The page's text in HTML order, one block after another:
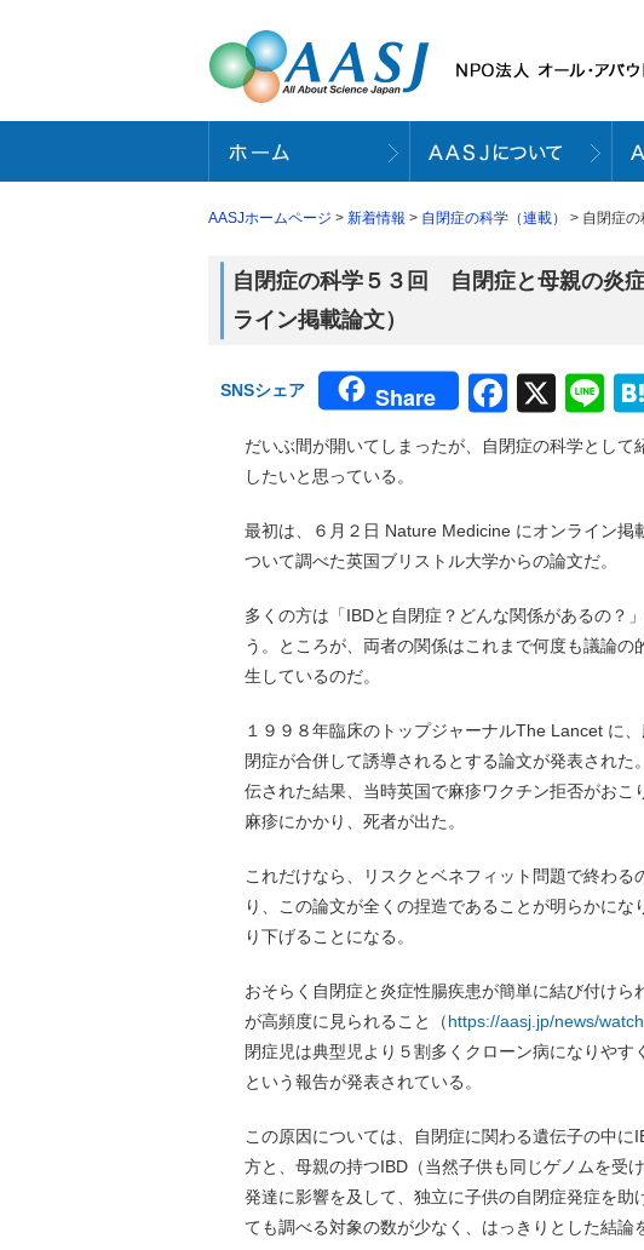
AASJホームページ > 新着情報 > 自閉症の科学（連載） > 自閉症
自閉症の科学５３回 自閉症と母親の炎
ライン掲載論文）
SNSシェア Share X
だいぶ間が開いてしまったが、自閉症の科学とし
したいと思っている。
最初は、６月２日 Nature Medicine にオンライン掲
ついて調べた英国ブリストル大学からの論文だ。
多くの方は「IBDと自閉症？どんな関係があるの？
う。ところが、両者の関係はこれまで何度も議論
生しているのだ。
１９９８年臨床のトップジャーナルThe Lancet に
閉症が合併して誘導されるとする論文が発表され
伝された結果、当時英国で麻疹ワクチン拒否がお
麻疹にかかり、死者が出た。
これだけなら、リスクとベネフィット問題で終わ
り、この論文が全くの捏造であることが明らかに
り下げることになる。
おそらく自閉症と炎症性腸疾患が簡単に結び付け
が高頻度に見られること（https://aasj.jp/news/
閉症児は典型児より５割多くクローン病になりや
という報告が発表されている。
この原因については、自閉症に関わる遺伝子の中
方と、母親の持つIBD（当然子供も同じゲノムを受
発達に影響を及して、独立に子供の自閉症発症を
ても調べる対象の数が少なく、はっきりとした結論